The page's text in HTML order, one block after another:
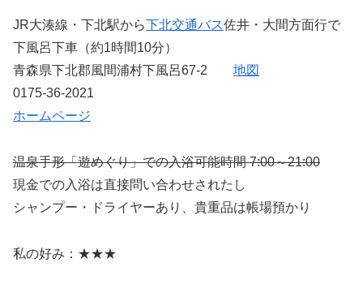
JR大湊線・下北駅から下北交通バス佐井・大間方面行で
下風呂下車（約1時間10分）
青森県下北郡風間浦村下風呂67-2 地図
0175-36-2021
ホームページ
温泉手形「遊めぐり」での入浴可能時間 7:00～21:00
現金での入浴は直接問い合わせされたし
シャンプー・ドライヤーあり、貴重品は帳場預かり
私の好み：★★★